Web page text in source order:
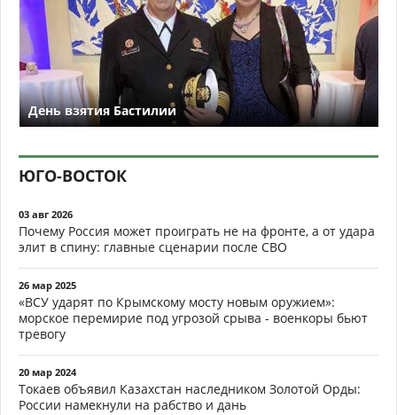
День взятия Бастилии
ЮГО-ВОСТОК
03 авг 2026
Почему Россия может проиграть не на фронте, а от удара
элит в спину: главные сценарии после СВО
26 мар 2025
«ВСУ ударят по Крымскому мосту новым оружием»:
морское перемирие под угрозой срыва - военкоры бьют
тревогу
20 мар 2024
Токаев объявил Казахстан наследником Золотой Орды:
России намекнули на рабство и дань